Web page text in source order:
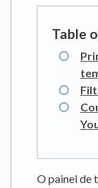
O painel de